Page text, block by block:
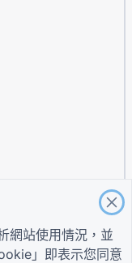
網站使用情況，並
」即表示您同意